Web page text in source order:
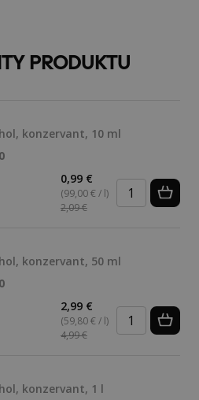
PRODUKTU
konzervant, 10 ml
0,99 €
(99,00 € / l)
2,09 €
konzervant, 50 ml
2,99 €
(59,80 € / l)
4,99 €
konzervant, 1 l